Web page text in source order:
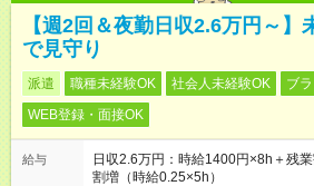
【週2回＆夜勤日収2.6万円～】
で見守り
派遣 職種未経験OK 社会人未経験OK
ブ
WEB登録・面接OK
給与
日収2.6万円：時給1400円×8h＋残
割増（時給0.25×5h）